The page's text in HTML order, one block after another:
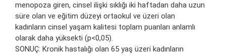
menopoza giren, cinsel ilişki sıklığı iki haftadan daha uzun
süre olan ve eğitim düzeyi ortaokul ve üzeri olan
kadınların cinsel yaşam kalitesi toplam puanları anlamlı
olarak daha yüksekti (p<0,05).
SONUÇ: Kronik hastalığı olan 65 yaş üzeri kadınların